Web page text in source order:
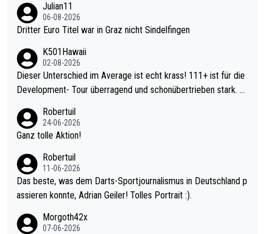
Julian11
06-08-2026
Dritter Euro Titel war in Graz nicht Sindelfingen
K501Hawaii
02-08-2026
Dieser Unterschied im Average ist echt krass! 111+ ist für die
Development- Tour überragend und schonübertrieben stark. U
mal 40+ erst recht. Da gewinnst keinen Blumentopf - ist ja noc
h krasser wie ein Pokalspiel eines Kreisligisten vs einem Bund
Robertuil
24-06-2026
Ganz tolle Aktion!
Robertuil
11-06-2026
Das beste, was dem Darts-Sportjournalismus in Deutschland p
assieren konnte, Adrian Geiler! Tolles Portrait :).
Morgoth42x
07-06-2026